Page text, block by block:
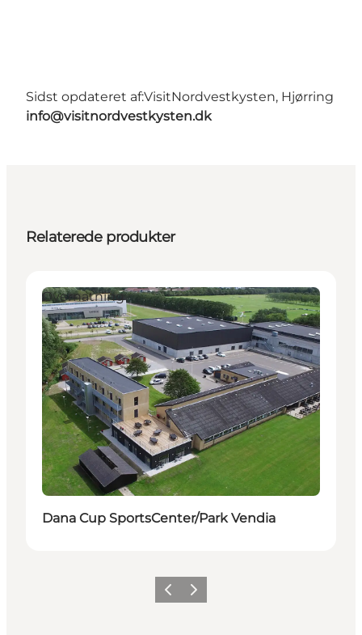
Sidst opdateret af:VisitNordvestkysten, Hjørring
info@visitnordvestkysten.dk
Relaterede produkter
Overnatning
Dana Cup SportsCenter/Park Vendia
ForrigeNæste